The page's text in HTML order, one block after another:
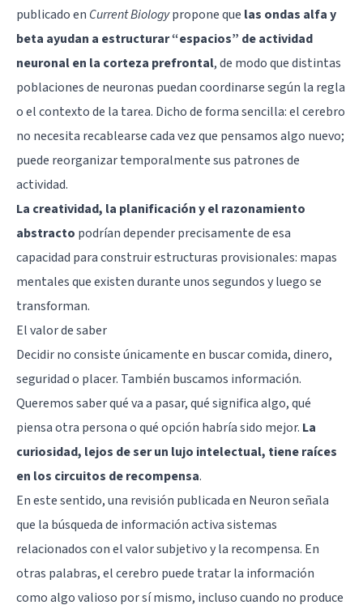
publicado en Current Biologypropone que las ondas alfa y
beta ayudan a estructurar “espacios” de actividad
neuronal en la corteza prefrontal, de modo que distintas
poblaciones de neuronas puedan coordinarse según la regla
o el contexto de la tarea. Dicho de forma sencilla: el cerebro
no necesita recablearse cada vez que pensamos algo nuevo;
puede reorganizar temporalmente sus patrones de
actividad.
La creatividad, la planificación y el razonamiento
abstracto podrían depender precisamente de esa
capacidad para construir estructuras provisionales: mapas
mentales que existen durante unos segundos y luego se
transforman.
El valor de saber
Decidir no consiste únicamente en buscar comida, dinero,
seguridad o placer. También buscamos información.
Queremos saber qué va a pasar, qué significa algo, qué
piensa otra persona o qué opción habría sido mejor. La
curiosidad, lejos de ser un lujo intelectual, tiene raíces
en los circuitos de recompensa.
En este sentido, una revisión publicada en Neuron señala
que la búsqueda de información activa sistemas
relacionados con el valor subjetivo y la recompensa. En
otras palabras, el cerebro puede tratar la información
como algo valioso por sí mismo, incluso cuando no produce